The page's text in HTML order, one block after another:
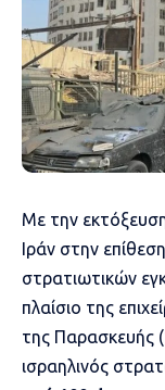
Με την
Ιράν στην
στρατιωτικών
πλαίσιο της
της Παρασκευής
ισραηλινός